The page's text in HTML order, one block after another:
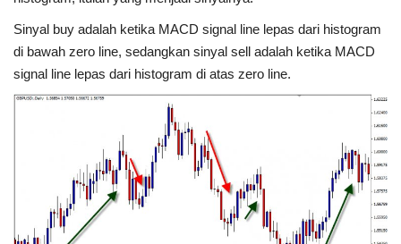
Sinyal buy adalah ketika MACD signal line lepas dari histogram
di bawah zero line, sedangkan sinyal sell adalah ketika MACD
signal line lepas dari histogram di atas zero line.